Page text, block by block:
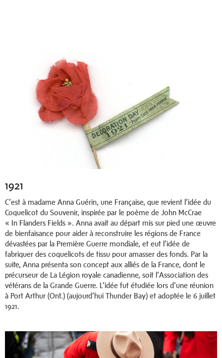
1921
C’est à madame Anna Guérin, une Française, que revient l’idée du
Coquelicot du Souvenir, inspirée par le poème de John McCrae
« In Flanders Fields ». Anna avait au départ mis sur pied une œuvre
de bienfaisance pour aider à reconstruire les régions de France
dévastées par la Première Guerre mondiale, et eut l’idée de
fabriquer des coquelicots de tissu pour amasser des fonds. Par la
suite, Anna présenta son concept aux alliés de la France, dont le
précurseur de La Légion royale canadienne, soit l’Association des
vétérans de la Grande Guerre. L’idée fut étudiée lors d’une réunion
à Port Arthur (Ont.) (aujourd’hui Thunder Bay) et adoptée le 6 juillet
1921.